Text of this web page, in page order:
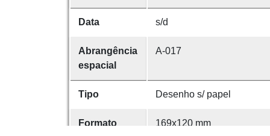
Data s/d
Abrangência
espacial
A-017
Tipo Desenho s/ papel
Formato 169x120 mm